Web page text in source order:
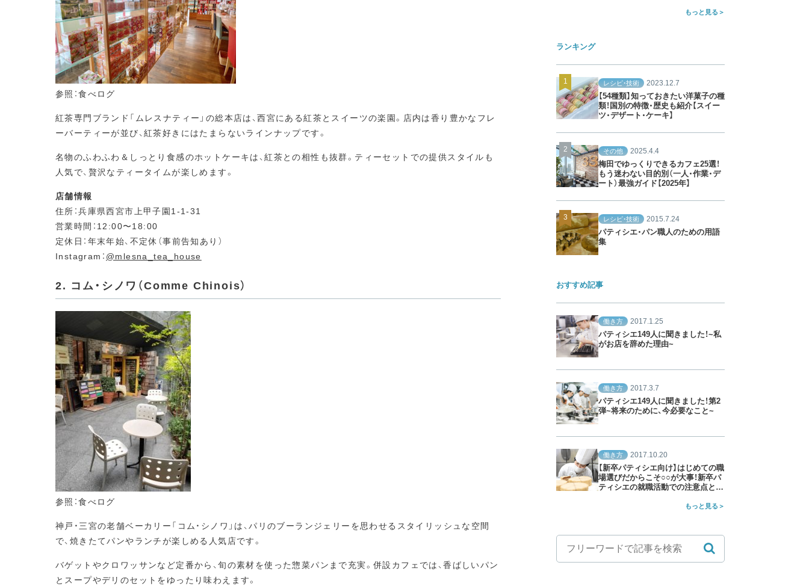
参照：食べログ
紅茶専門ブランド「ムレスナティー」の総本店は、西宮にある紅茶とスイーツの楽園。店内は香り豊かなフレ
ーバーティーが並び、紅茶好きにはたまらないラインナップです。
名物のふわふわ＆しっとり食感のホットケーキは、紅茶との相性も抜群。ティーセットでの提供スタイルも
人気で、贅沢なティータイムが楽しめます。
店舗情報
住所：兵庫県西宮市上甲子園1-1-31
営業時間：12:00〜18:00
定休日：年末年始、不定休（事前告知あり）
Instagram： @mlesna_tea_house
2. コム・シノワ（Comme Chinois）
参照：食べログ
神戸・三宮の老舗ベーカリー「コム・シノワ」は、パリのブーランジェリーを思わせるスタイリッシュな空間
で、焼きたてパンやランチが楽しめる人気店です。
バゲットやクロワッサンなど定番から、旬の素材を使った惣菜パンまで充実。併設カフェでは、香ばしいパン
とスープやデリのセットをゆったり味わえます。
もっと見る
ランキング
レシピ・技術 2023.12.7
【54種類】知っておきたい洋菓子の種
類！国別の特徴・歴史も紹介【スイー
ツ・デザート・ケーキ】
その他 2025.4.4
梅田でゆっくりできるカフェ25選！
もう迷わない目的別（一人・作業・デ
ート）最強ガイド【2025年】
レシピ・技術 2015.7.24
パティシエ・パン職人のための用語
集
おすすめ記事
働き方 2017.1.25
パティシエ149人に聞きました！~私
がお店を辞めた理由~
働き方 2017.3.7
パティシエ149人に聞きました！第2
弾~将来のために、今必要なこと~
働き方 2017.10.20
【新卒パティシエ向け】はじめての職
場選びだからこそ○○が大事！新卒パ
ティシエの就職活動での注意点と
もっと見る